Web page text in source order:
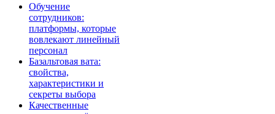
Обучение
сотрудников:
платформы, которые
вовлекают линейный
персонал
Базальтовая вата:
свойства,
характеристики и
секреты выбора
Качественные